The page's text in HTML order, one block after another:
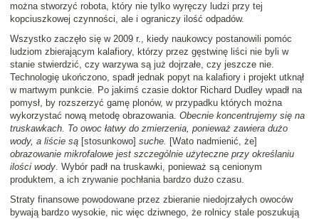
można stworzyć robota, który nie tylko wyręczy ludzi przy tej
kopciuszkowej czynności, ale i ograniczy ilość odpadów.
Wszystko zaczęło się w 2009 r., kiedy naukowcy postanowili pomóc
ludziom zbierającym kalafiory, którzy przez gęstwinę liści nie byli w
stanie stwierdzić, czy warzywa są już dojrzałe, czy jeszcze nie.
Technologię ukończono, spadł jednak popyt na kalafiory i projekt utknął
w martwym punkcie. Po jakimś czasie doktor Richard Dudley wpadł na
pomysł, by rozszerzyć gamę plonów, w przypadku których można
wykorzystać nową metodę obrazowania. Obecnie koncentrujemy się na
truskawkach. To owoc łatwy do zmierzenia, ponieważ zawiera dużo
wody, a liście są [stosunkowo] suche. [Wato nadmienić, że]
obrazowanie mikrofalowe jest szczególnie użyteczne przy określaniu
ilości wody. Wybór padł na truskawki, ponieważ są cenionym
produktem, a ich zrywanie pochłania bardzo dużo czasu.
Straty finansowe powodowane przez zbieranie niedojrzałych owoców
bywają bardzo wysokie, nic więc dziwnego, że rolnicy stale poszukują